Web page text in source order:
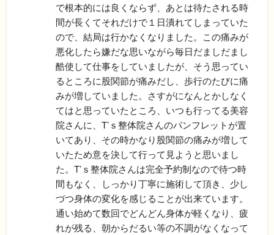
で根本的には良くならず、あとは待たされる時
間が長くてそれだけで１日潰れてしまっていた
ので、結局は行かなくなりました。この痛みが
悪化したら嫌だな思いながら毎日だましだまし
酷使して仕事をしていましたが、そう思ってい
るところに股関節が痛みだし、歩行のたびに痛
みが増していました。さすがになんとかしなく
てはと思っていたところ、いつも行ってる美容
院さんに、T’ｓ整体院さんのパンフレットが置
いてあり、その時かなり股関節の痛みが増して
いたため意を決して行って見ようと思いまし
た。T’ｓ整体院さんは完全予約制なので待つ時
間もなく、しっかり丁寧に施術して頂き、少し
づつ身体の変化を感じることが出来ています。
通い始めて数回でどんどん身体が軽くなり、疲
れが残る、朝からだるい等の不調がなくなって